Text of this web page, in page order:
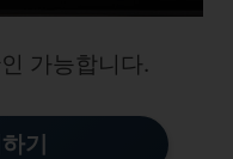
가능합니다.
기